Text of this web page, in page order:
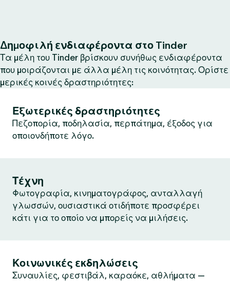
Δημοφιλή ενδιαφέροντα στο Tinder
Τα μέλη του Tinder βρίσκουν συνήθως ενδιαφέροντα
που μοιράζονται με άλλα μέλη τις κοινότητας. Ορίστε
μερικές κοινές δραστηριότητες:
Εξωτερικές δραστηριότητες
Πεζοπορία, ποδηλασία, περπάτημα, έξοδος για
οποιονδήποτε λόγο.
Τέχνη
Φωτογραφία, κινηματογράφος, ανταλλαγή
γλωσσών, ουσιαστικά οτιδήποτε προσφέρει
κάτι για το οποίο να μπορείς να μιλήσεις.
Κοινωνικές εκδηλώσεις
Συναυλίες, φεστιβάλ, καραόκε, αθλήματα —